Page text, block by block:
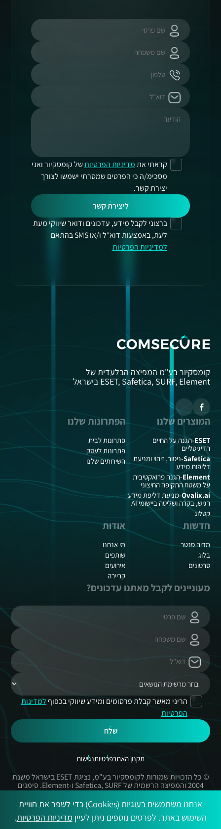
אנחנו משתמשים בעוגיות (Cookies) כדי לשפר את חוויית
השימוש באתר. לפרטים נוספים ניתן לעיין מדיניות הפרטיות.
קראתי אתמדיניות הפרטיותשל קומסקיור ואני
מסכימ/ה כי הפרטים שמסרתי ישמשו לצורך
יצירת קשר.
ליצירת קשר
ברצוני לקבל מידע, עדכונים ודואר שיווקי מעת
לעת, באמצעות דוא״ל ו/או SMS בהתאם
למדיניות הפרטיות
קומסקיור בע"מ המפיצה הבלעדית של
ESET, Safetica, SURF, Element בישראל
המוצרים שלנו
ESET-הגנה על החיים
הדיגיטליים
Safetica-ניטור, זיהוי ומניעת
דליפות מידע
Element-הגנה פרואקטיבית
על משטח התקיפה החיצוני
Ovalix.ai-מניעת דליפת מידע
רגיש, בקרה ושליטה ביישומי AI
קטלוג
הפתרונות שלנו
פתרונות לבית
פתרונות לעסק
השירותים שלנו
חדשות
מדיה סנטר
בלוג
סרטונים
אודות
מי אנחנו
שותפים
אירועים
קריירה
מעוניינים לקבל מאתנו עדכונים?
הריני מאשר קבלת פרסומים ומידע שיווקי בכפוף למדינות
הפרטיות
שלח
תקנון האתרפרטיותנגישות
© כל הזכויות שמורות לקומסקיור בע"מ, נציגת ESET בישראל משנת
2004 והמפיצה הרשמית של Safetica, SURF ו-Element. סימנים
מסחריים אשר בשימוש באתר זה הינם סימנים מסחריים או מותגים
רשומים של החברות הרשומות.